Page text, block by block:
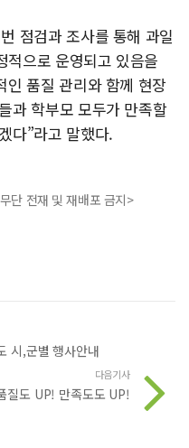
점검과 조사를 통해 과일
적으로 운영되고 있음을
인 품질 관리와 함께 현장
과 학부모 모두가 만족할
다”라고 말했다.
단 전재 및 재배포 금지>
시,군별 행사안내
다음기사
질도 UP! 만족도도 UP!